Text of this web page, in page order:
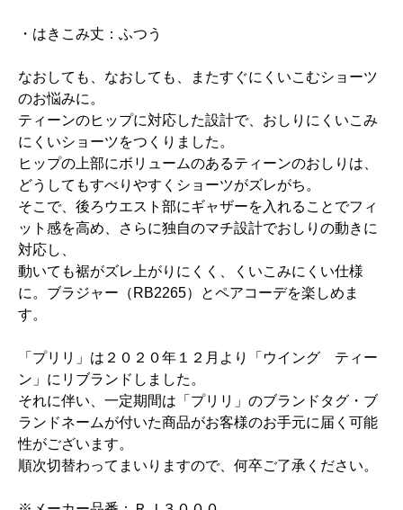
・はきこみ丈：ふつう
なおしても、なおしても、またすぐにくいこむショーツ
のお悩みに。
ティーンのヒップに対応した設計で、おしりにくいこみ
にくいショーツをつくりました。
ヒップの上部にボリュームのあるティーンのおしりは、
どうしてもすべりやすくショーツがズレがち。
そこで、後ろウエスト部にギャザーを入れることでフィ
ット感を高め、さらに独自のマチ設計でおしりの動きに
対応し、
動いても裾がズレ上がりにくく、くいこみにくい仕様
に。ブラジャー（RB2265）とペアコーデを楽しめま
す。
「プリリ」は２０２０年１２月より「ウイング ティー
ン」にリブランドしました。
それに伴い、一定期間は「プリリ」のブランドタグ・ブ
ランドネームが付いた商品がお客様のお手元に届く可能
性がございます。
順次切替わってまいりますので、何卒ご了承ください。